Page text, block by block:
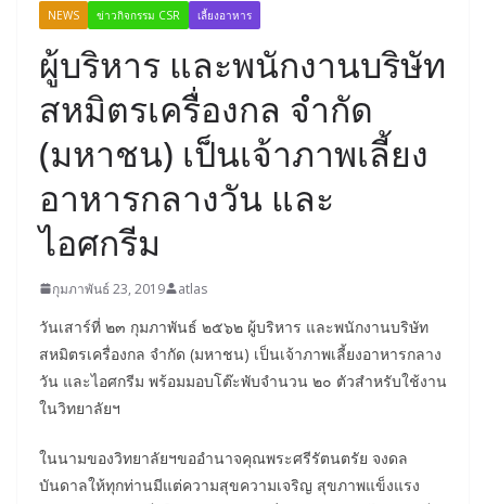
NEWS ข่าวกิจกรรม CSR เลี้ยงอาหาร
ผู้บริหาร และพนักงานบริษัท
สหมิตรเครื่องกล จำกัด
(มหาชน) เป็นเจ้าภาพเลี้ยง
อาหารกลางวัน และ
ไอศกรีม
กุมภาพันธ์ 23, 2019 atlas
วันเสาร์ที่ ๒๓ กุมภาพันธ์ ๒๕๖๒ ผู้บริหาร และพนักงานบริษัท
สหมิตรเครื่องกล จำกัด (มหาชน) เป็นเจ้าภาพเลี้ยงอาหารกลาง
วัน และไอศกรีม พร้อมมอบโต๊ะพับจำนวน ๒๐ ตัวสำหรับใช้งาน
ในวิทยาลัยฯ
ในนามของวิทยาลัยฯขออำนาจคุณพระศรีรัตนตรัย จงดล
บันดาลให้ทุกท่านมีแต่ความสุขความเจริญ สุขภาพแข็งแรง